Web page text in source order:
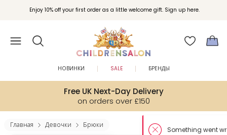
Enjoy 10% off your first order as a little welcome gift. Sign up here.
Free UK Next-Day Delivery
on orders over £150
НОВИНКИ SALE БРЕНДЫ
Главная Девочки Брюки